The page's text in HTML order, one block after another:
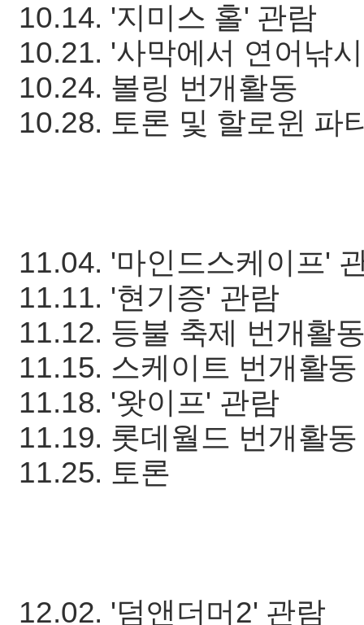
10.14. '지미스 홀' 관람
10.21. '사막에서 연어낚
10.24. 볼링 번개활동
10.28. 토론 및 할로윈 파
11.04. '마인드스케이프'
11.11. '현기증' 관람
11.12. 등불 축제 번개활
11.15. 스케이트 번개활동
11.18. '왓이프' 관람
11.19. 롯데월드 번개활동
11.25. 토론
12.02. '덤앤더머2' 관람